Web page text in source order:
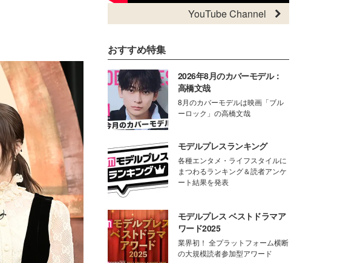
YouTube Channel
おすすめ特集
2026年8月のカバーモデル：
高橋文哉
8月のカバーモデルは映画「ブル
ーロック」の高橋文哉
モデルプレスランキング
各種エンタメ・ライフスタイルに
まつわるランキング＆読者アンケ
ート結果を発表
モデルプレス ベストドラマア
ワード2025
業界初！ 全プラットフォーム横断
の大規模読者参加型アワード